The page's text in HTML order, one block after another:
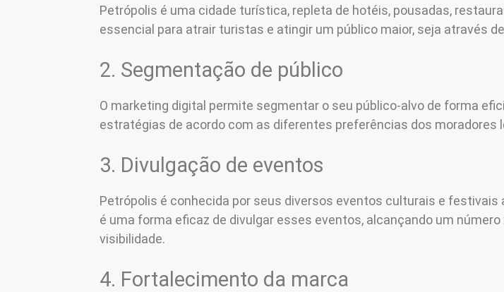
Petrópolis é uma cidade turística, repleta de hotéis, pousadas,
essencial para atrair turistas e atingir um público maior, seja através
2. Segmentação de público
O marketing digital permite segmentar o seu público-alvo de forma
estratégias de acordo com as diferentes preferências dos moradores
3. Divulgação de eventos
Petrópolis é conhecida por seus diversos eventos culturais e
é uma forma eficaz de divulgar esses eventos, alcançando um
visibilidade.
4. Fortalecimento da marca